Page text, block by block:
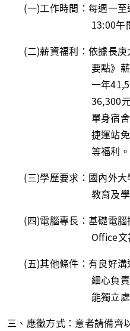
(一)工作時間：每週一至
13:00午
(二)薪資福利：依據長
要點》
一年
36,300
單身宿
捷運站
等福利。
(三)學歷要求：國內外
教育及
(四)電腦專長：基礎電
Office文
(五)其他條件：有良好
細心負
能獨立
三、應徵方式：意者請備齊